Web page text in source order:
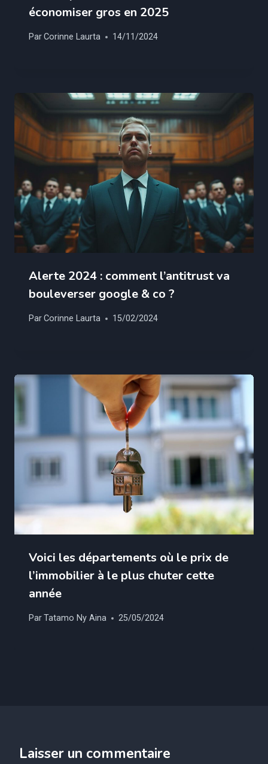
économiser gros en 2025
ParCorinne Laurta 14/11/2024
Alerte 2024 : comment l’antitrust va
bouleverser google & co ?
ParCorinne Laurta 15/02/2024
Voici les départements où le prix de
l’immobilier à le plus chuter cette
année
ParTatamo Ny Aina 25/05/2024
Laisser un commentaire